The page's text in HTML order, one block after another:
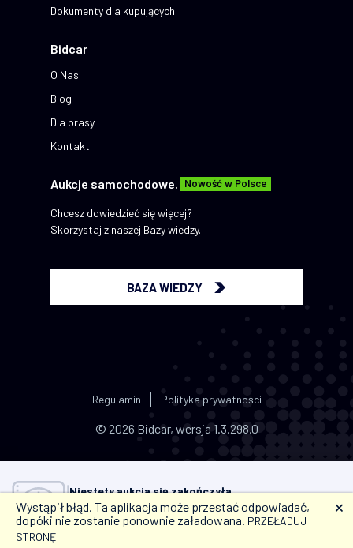
Niestety aukcja się zakończyła.
Jeśli w przyszłości nie chcesz przegapić okazji,dodaj
aukcje do ulubionych i ustaw przypomnienie.
Wystąpił błąd. Ta aplikacja może przestać odpowiadać,
dopóki nie zostanie ponownie załadowana. PRZEŁADUJ
STRONĘ
🗙
Dokumenty dla kupujących
Bidcar
O Nas
Blog
Dla prasy
Kontakt
Aukcje samochodowe. Nowość w Polsce
Chcesz dowiedzieć się więcej?
Skorzystaj z naszej Bazy wiedzy.
BAZA WIEDZY
© 2026 Bidcar, wersja 1.3.298.0
Regulamin Polityka prywatności